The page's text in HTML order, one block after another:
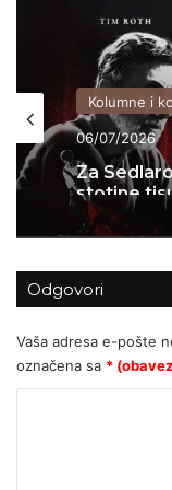
Kolumne i
06/07/2026
Za
stotine
Odgovori
Vaša adresa e-pošte
označena sa *